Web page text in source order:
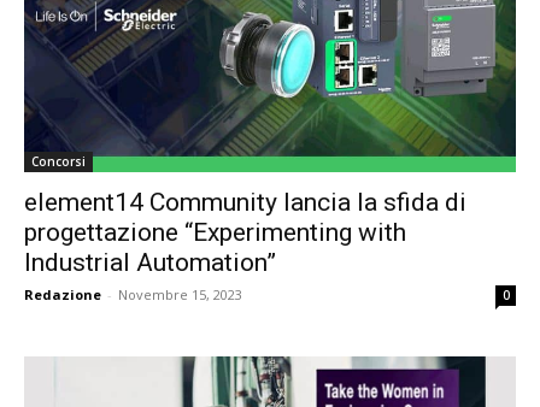
Concorsi
element14 Community lancia la sfida di
progettazione “Experimenting with
Industrial Automation”
Redazione - Novembre 15, 2023 0